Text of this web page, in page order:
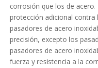
corrosión que los de
protección adicional contra
pasadores de acero
precisión, excepto los
pasadores de acero
fuerza y ​​resistencia a la